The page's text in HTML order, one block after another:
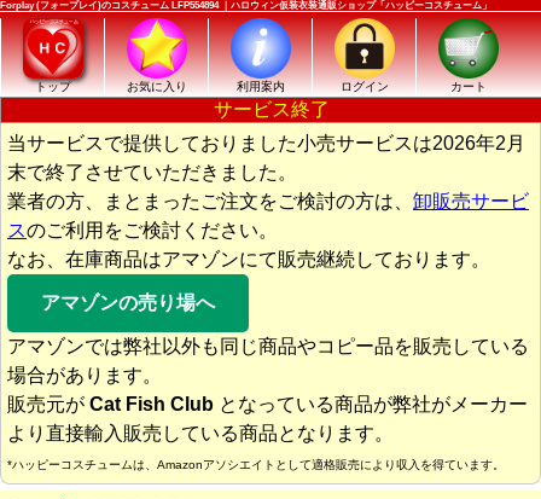
Forplay (フォープレイ)のコスチューム LFP554894 ｜ハロウィン仮装衣装通販ショップ「ハッピーコスチューム」
トップ お気に入り 利用案内 ログイン カート
サービス終了
当サービスで提供しておりました小売サービスは2026年2月
末で終了させていただきました。
業者の方、まとまったご注文をご検討の方は、 卸販売サービ
スのご利用をご検討ください。
なお、在庫商品はアマゾンにて販売継続しております。
アマゾンの売り場へ
アマゾンでは弊社以外も同じ商品やコピー品を販売している
場合があります。
販売元が Cat Fish Club となっている商品が弊社がメーカー
より直接輸入販売している商品となります。
*ハッピーコスチュームは、Amazonアソシエイトとして適格販売により収入を得ています。